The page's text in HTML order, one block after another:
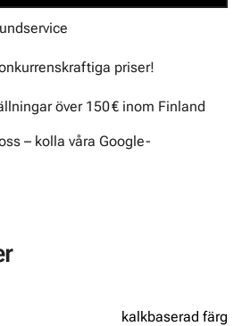
priser!
över 150 € inom Finland
– kolla våra Google-
kalkbaserad färg